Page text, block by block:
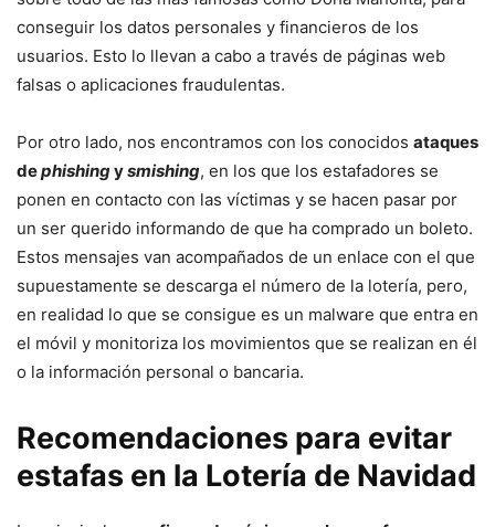
conseguir los datos personales y financieros de los
usuarios. Esto lo llevan a cabo a través de páginas web
falsas o aplicaciones fraudulentas.
Por otro lado, nos encontramos con los conocidos ataques
dephishingysmishing, en los que los estafadores se
ponen en contacto con las víctimas y se hacen pasar por
un ser querido informando de que ha comprado un boleto.
Estos mensajes van acompañados de un enlace con el que
supuestamente se descarga el número de la lotería, pero,
en realidad lo que se consigue es un malware que entra en
el móvil y monitoriza los movimientos que se realizan en él
o la información personal o bancaria.
Recomendaciones para evitar
estafas en la Lotería de Navidad